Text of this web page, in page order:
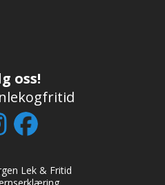
oss!
Lek & Fritid